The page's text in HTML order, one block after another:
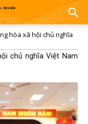
hòa xã hội chủ nghĩa
chủ nghĩa Việt Nam